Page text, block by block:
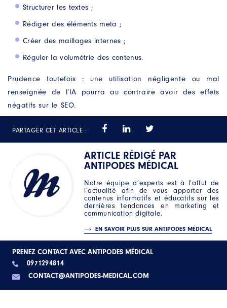
Structurer les textes ;
Rédiger des éléments meta ;
Créer des maillages internes ;
Réguler la volumétrie des contenus.
Prudence toutefois : une utilisation négligente ou mal
renseignée de l’IA pourra au contraire avoir des effets
négatifs sur le SEO.
PARTAGER CET ARTICLE :
ARTICLE RÉDIGÉ PAR
ANTIPODES MÉDICAL
Notre équipe d’experts est à l’affut de
l’actualité afin de vous apporter des
contenus informatifs et éducatifs sur les
dernières tendances en marketing et
communication digitale.
EN SAVOIR PLUS SUR ANTIPODES MÉDICAL
PRENEZ CONTACT AVEC ANTIPODES MÉDICAL
0971294814
CONTACT@ANTIPODES-MEDICAL.COM